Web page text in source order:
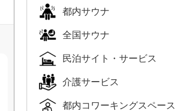
都内サウナ
全国サウナ
民泊サイト・サービス
介護サービス
都内コワーキングスペース